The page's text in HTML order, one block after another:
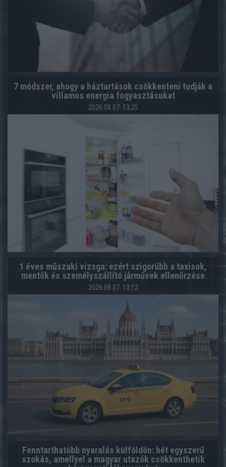
7 módszer, ahogy a háztartások csökkenteni tudják a
villamos energia fogyasztásukat
2026.08.07. 13:25
1 éves műszaki vizsga: ezért szigorúbb a taxisok,
mentők és személyszállító járművek ellenőrzése
2026.08.07. 13:12
Fenntarthatóbb nyaralás külföldön: hét egyszerű
szokás, amellyel a magyar utazók csökkenthetik